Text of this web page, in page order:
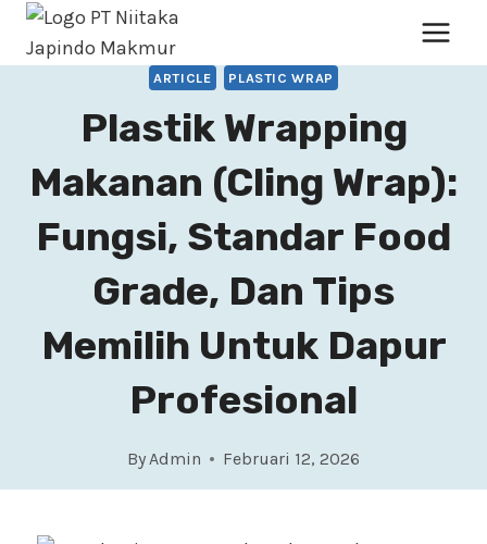
ARTICLE PLASTIC WRAP
Plastik Wrapping
Makanan (Cling Wrap):
Fungsi, Standar Food
Grade, Dan Tips
Memilih Untuk Dapur
Profesional
ByAdmin Februari 12, 2026